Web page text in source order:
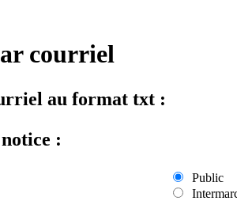
courriel
au format txt :
:
Public